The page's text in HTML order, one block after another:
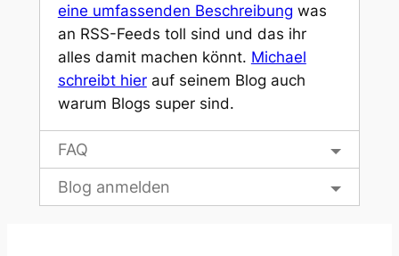
eine umfassenden Beschreibung was
an RSS-Feeds toll sind und das ihr
alles damit machen könnt. Michael
schreibt hierauf seinem Blog auch
warum Blogs super sind.
FAQ
Blog anmelden